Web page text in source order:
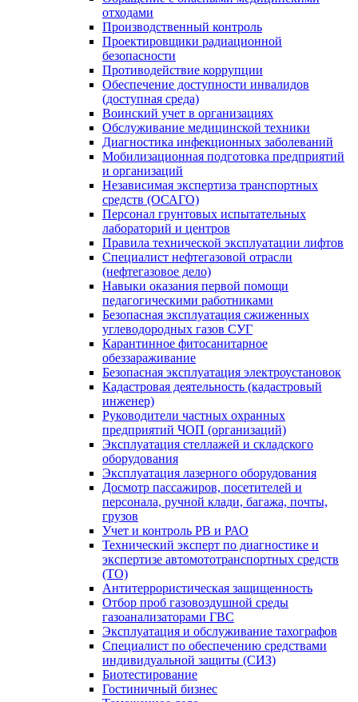
отходами
Производственный контроль
Проектировщики радиационной
безопасности
Противодействие коррупции
Обеспечение доступности инвалидов
(доступная среда)
Воинский учет в организациях
Обслуживание медицинской техники
Диагностика инфекционных заболеваний
Мобилизационная подготовка предприятий
и организаций
Независимая экспертиза транспортных
средств (ОСАГО)
Персонал грунтовых испытательных
лабораторий и центров
Правила технической эксплуатации лифтов
Специалист нефтегазовой отрасли
(нефтегазовое дело)
Навыки оказания первой помощи
педагогическими работниками
Безопасная эксплуатация сжиженных
углеводородных газов СУГ
Карантинное фитосанитарное
обеззараживание
Безопасная эксплуатация электроустановок
Кадастровая деятельность (кадастровый
инженер)
Руководители частных охранных
предприятий ЧОП (организаций)
Эксплуатация стеллажей и складского
оборудования
Эксплуатация лазерного оборудования
Досмотр пассажиров, посетителей и
персонала, ручной клади, багажа, почты,
грузов
Учет и контроль РВ и РАО
Технический эксперт по диагностике и
экспертизе автомототранспортных средств
(ТО)
Антитеррористическая защищенность
Отбор проб газовоздушной среды
газоанализаторами ГВС
Эксплуатация и обслуживание тахографов
Специалист по обеспечению средствами
индивидуальной защиты (СИЗ)
Биотестирование
Гостиничный бизнес